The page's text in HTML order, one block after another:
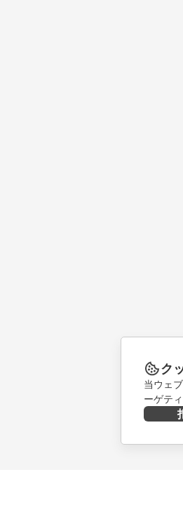
ク
当ウェ
ーゲテ